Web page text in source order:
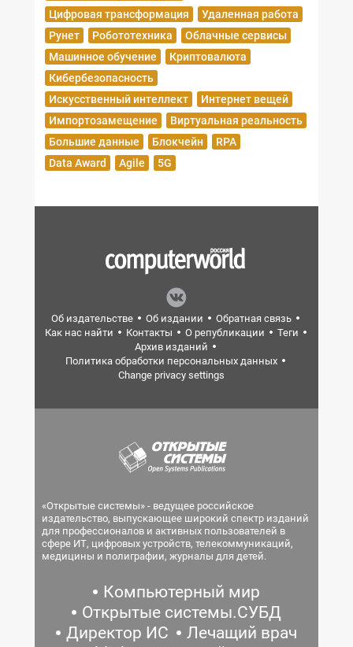
Цифровая трансформация
Удаленная работа
Рунет
Робототехника
Облачные сервисы
Машинное обучение
Криптовалюта
Кибербезопасность
Искусственный интеллект
Интернет вещей
Импортозамещение
Виртуальная реальность
Большие данные
Блокчейн
RPA
Data Award
Agile 5G
Об издательстве Об издании
Обратная связь
Как нас найти
Контакты О републикации
Теги
Архив изданий
Политика обработки персональных данных
Change privacy settings
«Открытые системы» - ведущее российское
издательство, выпускающее широкий спектр изданий
для профессионалов и активных пользователей в
сфере ИТ, цифровых устройств, телекоммуникаций,
медицины и полиграфии, журналы для детей.
Компьютерный мир
Открытые системы.СУБД
Директор ИС
Лечащий врач